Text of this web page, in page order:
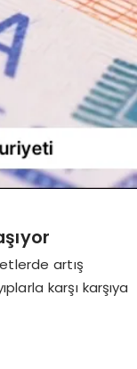
artış
karşı karşıya